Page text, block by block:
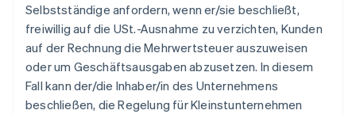
Selbstständige anfordern, wenn er/sie beschließt,
freiwillig auf die USt.-Ausnahme zu verzichten, Kunden
auf der Rechnung die Mehrwertsteuer auszuweisen
oder um Geschäftsausgaben abzusetzen. In diesem
Fall kann der/die Inhaber/in des Unternehmens
beschließen, die Regelung für Kleinstunternehmen